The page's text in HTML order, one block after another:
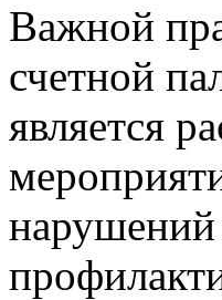
Важной
счетной
является
нарушений